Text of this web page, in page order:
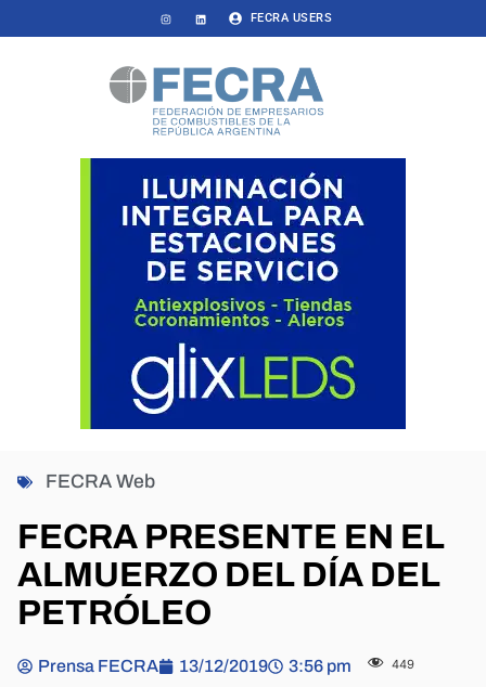
FECRA USERS
FECRA Web
FECRA PRESENTE EN EL
ALMUERZO DEL DÍA DEL
PETRÓLEO
Prensa FECRA 13/12/2019 3:56 pm 449